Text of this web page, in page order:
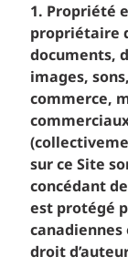
1. Propriété
propriétaire
documents,
images,
commerce,
sur ce Site
concédant
est protégé
droit